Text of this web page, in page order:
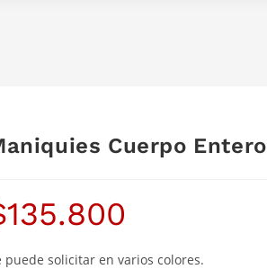
Cuerpo Entero
135.800
puede solicitar en varios colores.